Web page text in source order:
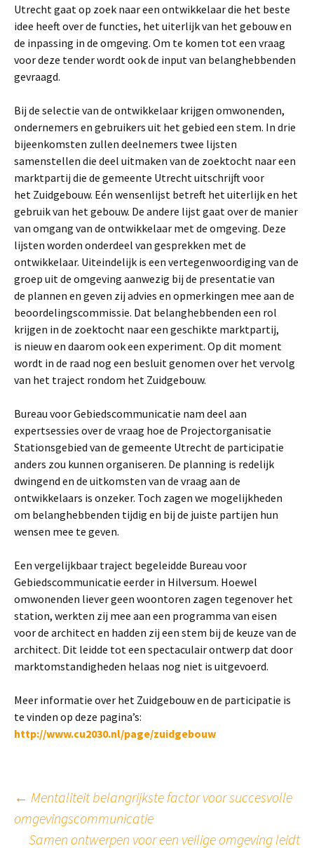
Utrecht gaat op zoek naar een ontwikkelaar die het beste
idee heeft over de functies, het uiterlijk van het gebouw en
de inpassing in de omgeving. Om te komen tot een vraag
voor deze tender wordt ook de input van belanghebbenden
gevraagd.
Bij de selectie van de ontwikkelaar krijgen omwonenden,
ondernemers en gebruikers uit het gebied een stem. In drie
bijeenkomsten zullen deelnemers twee lijsten
samenstellen die deel uitmaken van de zoektocht naar een
marktpartij die de gemeente Utrecht uitschrijft voor
het Zuidgebouw. Eén wensenlijst betreft het uiterlijk en het
gebruik van het gebouw. De andere lijst gaat over de manier
van omgang van de ontwikkelaar met de omgeving. Deze
lijsten worden onderdeel van gesprekken met de
ontwikkelaar. Uiteindelijk is een vertegenwoordiging van de
groep uit de omgeving aanwezig bij de presentatie van
de plannen en geven zij advies en opmerkingen mee aan de
beoordelingscommissie. Dat belanghebbenden een rol
krijgen in de zoektocht naar een geschikte marktpartij,
is nieuw en daarom ook een experiment. Op dit moment
wordt in de raad nog een besluit genomen over het vervolg
van het traject rondom het Zuidgebouw.
Bureau voor Gebiedscommunicatie nam deel aan
expertsessies over de vraag hoe de Projectorganisatie
Stationsgebied van de gemeente Utrecht de participatie
anders zou kunnen organiseren. De planning is redelijk
dwingend en de uitkomsten van de vraag aan de
ontwikkelaars is onzeker. Toch zagen we mogelijkheden
om belanghebbenden tijdig en bij de juiste partijen hun
wensen mee te geven.
Een vergelijkbaar traject begeleidde Bureau voor
Gebiedscommunicatie eerder in Hilversum. Hoewel
omwonenden liever geen woontoren zagen tegenover het
station, werkten zij mee aan een programma van eisen
voor de architect en hadden zij een stem bij de keuze van de
architect. Dit leidde tot een spectaculair ontwerp dat door
marktomstandigheden helaas nog niet is uitgevoerd.
Meer informatie over het Zuidgebouw en de participatie is
te vinden op deze pagina’s:
http://www.cu2030.nl/page/zuidgebouw
Post
← Mentaliteit belangrijkste factor voor succesvolle
omgevingscommunicatie
Samen ontwerpen voor een veilige omgeving leidt